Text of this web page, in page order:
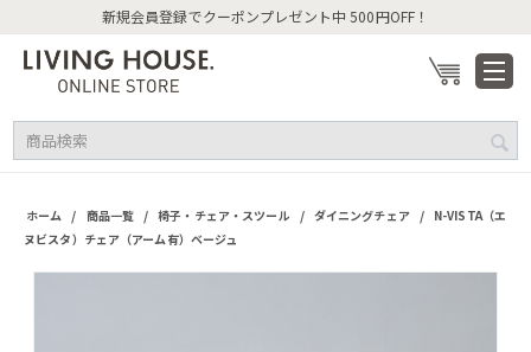
新規会員登録でクーポンプレゼント中 500円OFF！
ホーム / 商品一覧 / 椅子・チェア・スツール / ダイニングチェア /
N-VISTA（エ
ヌビスタ）チェア（アーム有）ベージュ